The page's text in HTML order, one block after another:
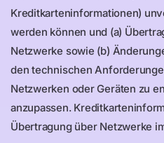
Kreditkarteninformationen)
werden können und (a)
Netzwerke sowie (b)
den technischen
Netzwerken oder Geräten zu
anzupassen.
Übertragung über Netzwerke